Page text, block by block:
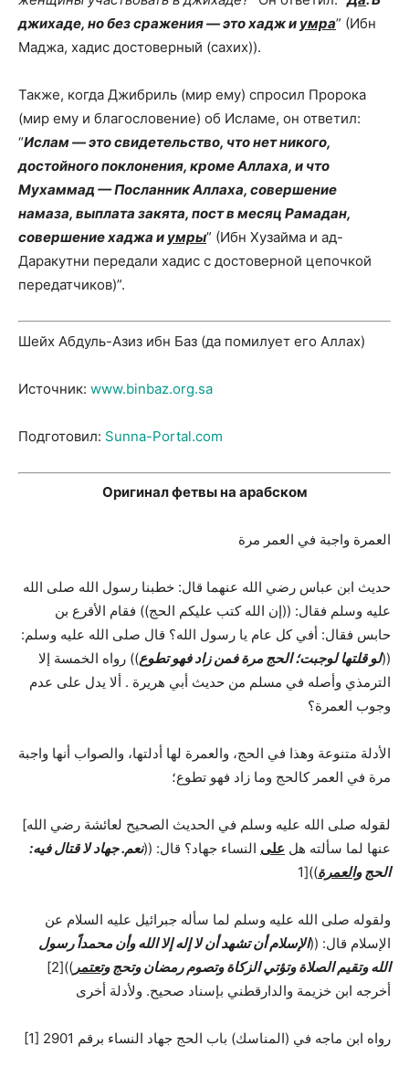
джихаде, но без сражения — это хадж и умра” (Ибн
Маджа, хадис достоверный (сахих)).
Также, когда Джибриль (мир ему) спросил Пророка
(мир ему и благословение) об Исламе, он ответил:
“Ислам — это свидетельство, что нет никого,
достойного поклонения, кроме Аллаха, и что
Мухаммад — Посланник Аллаха, совершение
намаза, выплата закята, пост в месяц Рамадан,
совершение хаджа и умры” (Ибн Хузайма и ад-
Даракутни передали хадис с достоверной цепочкой
передатчиков)”.
Шейх Абдуль-Азиз ибн Баз (да помилует его Аллах)
Источник: www.binbaz.org.sa
Подготовил: Sunna-Portal.com
Оригинал фетвы на арабском
العمرة واجبة في العمر مرة
حديث ابن عباس رضي الله عنهما قال: خطبنا رسول الله صلى الله
عليه وسلم فقال: ((إن الله كتب عليكم الحج)) فقام الأقرع بن
حابس فقال: أفي كل عام يا رسول الله؟ قال صلى الله عليه وسلم:
((لو قلتها لوجبت؛ الحج مرة فمن زاد فهو تطوع)) رواه الخمسة إلا
الترمذي وأصله في مسلم من حديث أبي هريرة . ألا يدل على عدم
وجوب العمرة؟
الأدلة متنوعة وهذا في الحج، والعمرة لها أدلتها، والصواب أنها واجبة
مرة في العمر كالحج وما زاد فهو تطوع؛
[لقوله صلى الله عليه وسلم في الحديث الصحيح لعائشة رضي الله
عنها لما سألته هل على النساء جهاد؟ قال: ((نعم. جهاد لا قتال فيه:
الحجوالعمرة))[1
ولقوله صلى الله عليه وسلم لما سأله جبرائيل عليه السلام عن
الإسلام قال: ((الإسلام أن تشهد أن لا إله إلا الله وأن محمداً رسول
الله وتقيم الصلاة وتؤتي الزكاة وتصوم رمضان وتحجوتعتمر
))[2]
أخرجه ابن خزيمة والدارقطني بإسناد صحيح. ولأدلة أخرى
[1] رواه ابن ماجه في (المناسك) باب الحج جهاد النساء برقم 2901